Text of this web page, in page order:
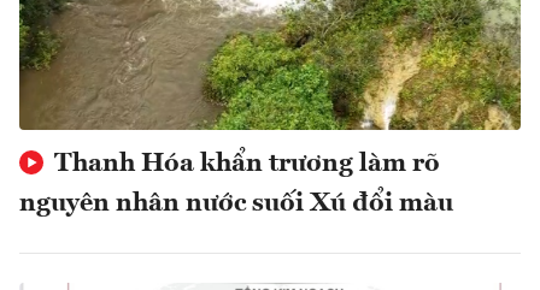
Thanh Hóa khẩn trương làm rõ
nguyên nhân nước suối Xú đổi màu